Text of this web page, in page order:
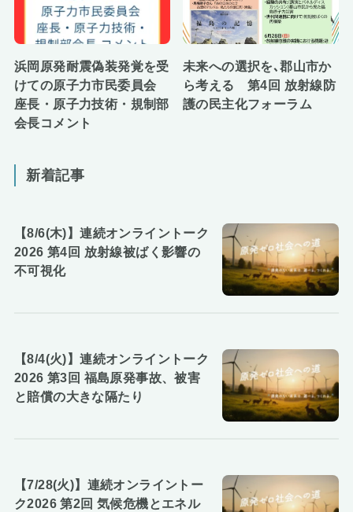
浜岡原発耐震偽装発覚を受
けての原子力市民委員会
座長・原子力技術・規制部
会長コメント
未来への選択を､郡山市か
ら考える 第4回 放射線防
護の民主化フォーラム
新着記事
【8/6(木)】連続オンライントーク
2026 第4回 放射線被ばく影響の
不可視化
【8/4(火)】連続オンライントーク
2026 第3回 福島原発事故、被害
と賠償の大きな隔たり
【7/28(火)】連続オンライントー
ク2026 第2回 気候危機とエネル